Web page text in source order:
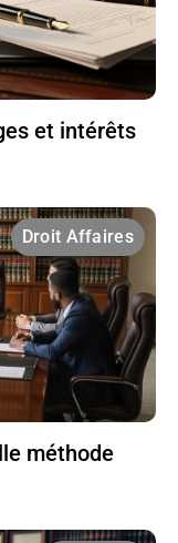
et intérêts
Droit Affaires
méthode